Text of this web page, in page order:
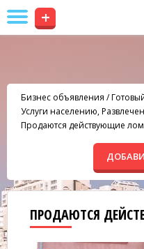
+
Бизнес объявления /
Услуги населению,
Продаются действующие
ПРОДАЮТСЯ